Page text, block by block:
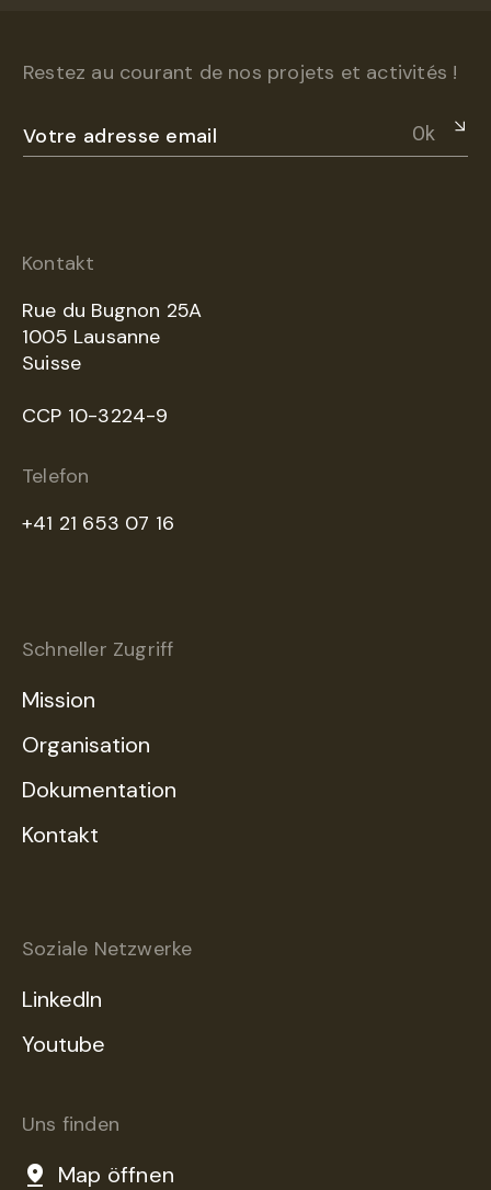
Restez au courant de nos projets et activités !
Ok
Kontakt
Rue du Bugnon 25A
1005 Lausanne
Suisse
CCP 10-3224-9
Telefon
+41 21 653 07 16
Schneller Zugriff
Mission
Organisation
Dokumentation
Kontakt
Soziale Netzwerke
LinkedIn
Youtube
Uns finden
Map öffnen